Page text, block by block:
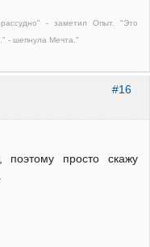
- заметил Опыт. "Это
- шепнула Мечта."
#16
просто скажу